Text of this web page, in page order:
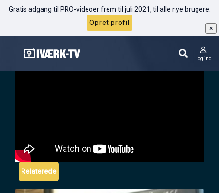
Gratis adgang til PRO-videoer frem til juli 2021, til alle nye brugere.
Opret profil
×
Log ind
Robin Sharma: Autentisk versus plastik
Relaterede